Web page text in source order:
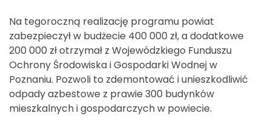
Na tegoroczną realizację programu powiat
zabezpieczył w budżecie 400 000 zł, a dodatkowe
200 000 zł otrzymał z Wojewódzkiego Funduszu
Ochrony Środowiska i Gospodarki Wodnej w
Poznaniu. Pozwoli to zdemontować i unieszkodliwić
odpady azbestowe z prawie 300 budynków
mieszkalnych i gospodarczych w powiecie.